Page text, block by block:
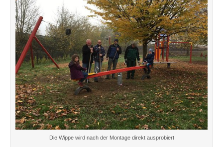
Die Wippe wird nach der Montage direkt ausprobiert